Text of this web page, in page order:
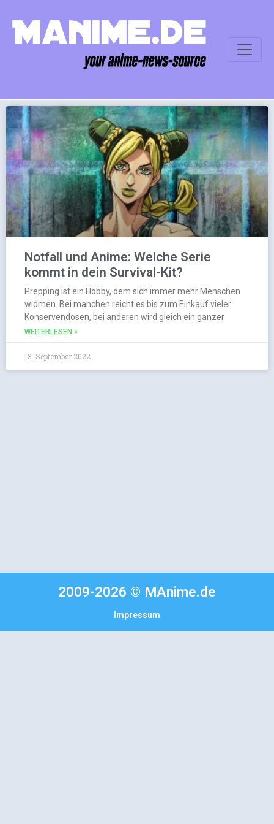
Notfall und Anime: Welche Serie
kommt in dein Survival-Kit?
Prepping ist ein Hobby, dem sich immer mehr Menschen
widmen. Bei manchen reicht es bis zum Einkauf vieler
Konservendosen, bei anderen wird gleich ein ganzer
WEITERLESEN »
13. September 2022
2009-2026 © MAnime.de
Impressum